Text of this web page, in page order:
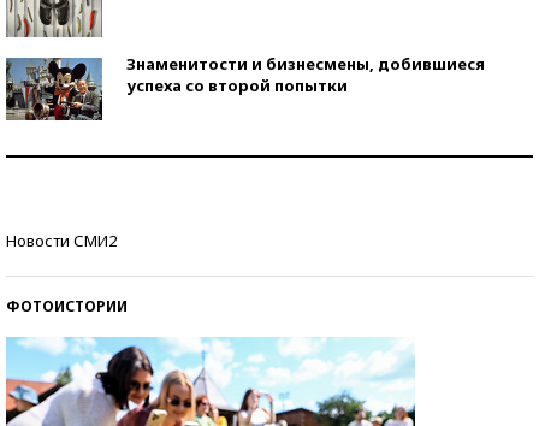
Знаменитости и бизнесмены, добившиеся
успеха со второй попытки
Новости СМИ2
ФОТОИСТОРИИ